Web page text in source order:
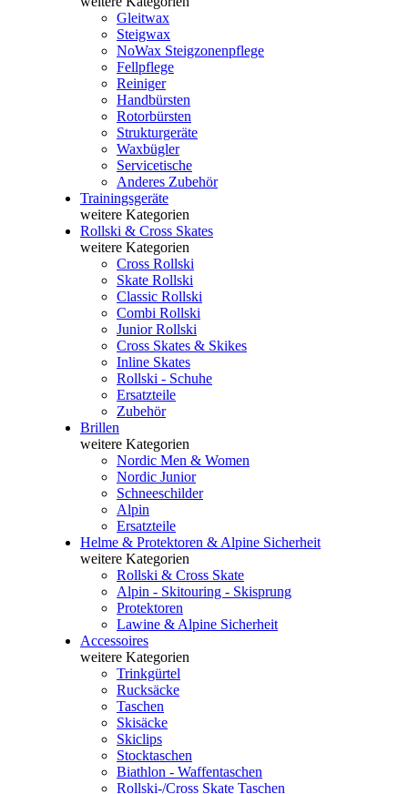
Gleitwax
Steigwax
NoWax Steigzonenpflege
Fellpflege
Reiniger
Handbürsten
Rotorbürsten
Strukturgeräte
Waxbügler
Servicetische
Anderes Zubehör
Trainingsgeräte
weitere Kategorien
Rollski & Cross Skates
weitere Kategorien
Cross Rollski
Skate Rollski
Classic Rollski
Combi Rollski
Junior Rollski
Cross Skates & Skikes
Inline Skates
Rollski - Schuhe
Ersatzteile
Zubehör
Brillen
weitere Kategorien
Nordic Men & Women
Nordic Junior
Schneeschilder
Alpin
Ersatzteile
Helme & Protektoren & Alpine Sicherheit
weitere Kategorien
Rollski & Cross Skate
Alpin - Skitouring - Skisprung
Protektoren
Lawine & Alpine Sicherheit
Accessoires
weitere Kategorien
Trinkgürtel
Rucksäcke
Taschen
Skisäcke
Skiclips
Stocktaschen
Biathlon - Waffentaschen
Rollski-/Cross Skate Taschen